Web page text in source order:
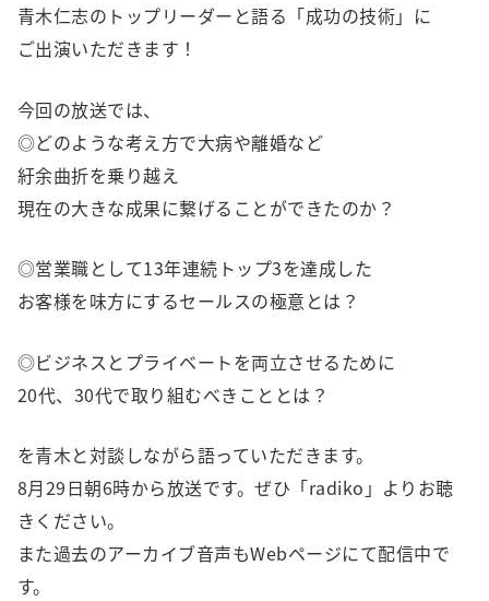
青木仁志のトップリーダーと語る「成功の技術」に
ご出演いただきます！
今回の放送では、
◎どのような考え方で大病や離婚など
紆余曲折を乗り越え
現在の大きな成果に繋げることができたのか？
◎営業職として13年連続トップ3を達成した
お客様を味方にするセールスの極意とは？
◎ビジネスとプライベートを両立させるために
20代、30代で取り組むべきこととは？
を青木と対談しながら語っていただきます。
8月29日朝6時から放送です。ぜひ「radiko」よりお聴
きください。
また過去のアーカイブ音声もWebページにて配信中で
す。